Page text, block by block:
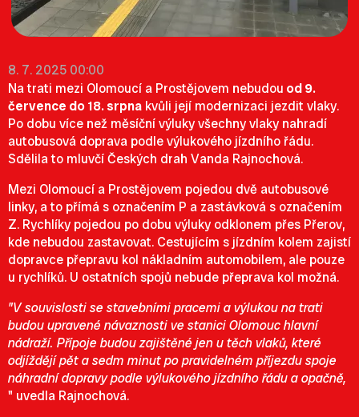
8. 7. 2025 00:00
Na trati mezi Olomoucí a Prostějovem nebudou od 9.
července do 18. srpna kvůli její modernizaci jezdit vlaky.
Po dobu více než měsíční výluky všechny vlaky nahradí
autobusová doprava podlevýlukového jízdního řádu.
Sdělila to mluvčí Českých drah Vanda Rajnochová.
Mezi Olomoucí a Prostějovem pojedou dvě autobusové
linky, a to přímá s označením P a zastávková s označením
Z. Rychlíky pojedou po dobu výluky odklonem přes Přerov,
kde nebudou zastavovat. Cestujícím s jízdním kolem zajistí
dopravce přepravu kol nákladním automobilem, ale pouze
u rychlíků. U ostatních spojů nebude přeprava kol možná.
"V souvislosti se stavebními pracemi a výlukou na trati
budou upravené návaznosti ve stanici Olomouc hlavní
nádraží. Přípoje budou zajištěné jen u těch vlaků, které
odjíždějí pět a sedm minut po pravidelném příjezdu spoje
náhradní dopravy podle výlukového jízdního řádu a opačně,
" uvedla Rajnochová.